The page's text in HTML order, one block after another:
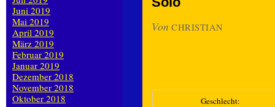
Von CHRISTIAN
Geschlecht:
Juni 2019
Mai 2019
April 2019
März 2019
Februar 2019
Januar 2019
Dezember 2018
November 2018
Oktober 2018